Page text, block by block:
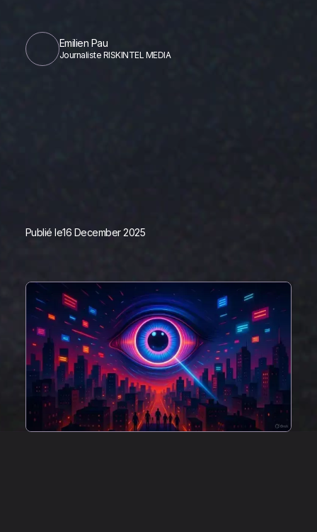
Emilien Pau
Journaliste RISKINTEL MEDIA
Publié le16 December 2025